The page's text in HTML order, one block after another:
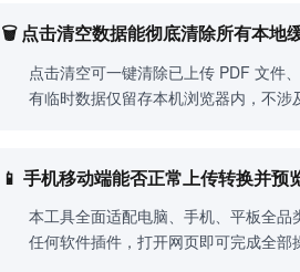
🗑 点击清空数据能彻底清除所有本地
点击清空可一键清除已上传 PDF 文件
有临时数据仅留存本机浏览器内，不涉
📱 手机移动端能否正常上传转换并预
本工具全面适配电脑、手机、平板全
任何软件插件，打开网页即可完成全部